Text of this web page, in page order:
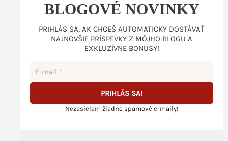
BLOGOVÉ NOVINKY
PRIHLÁS SA, AK CHCEŠ AUTOMATICKY DOSTÁVAŤ
NAJNOVŠIE PRÍSPEVKY Z MÔJHO BLOGU A
EXKLUZÍVNE BONUSY!
Nezasielam žiadne spamové e-maily!